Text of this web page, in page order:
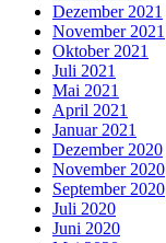
Dezember 2021
November 2021
Oktober 2021
Juli 2021
Mai 2021
April 2021
Januar 2021
Dezember 2020
November 2020
September 2020
Juli 2020
Juni 2020